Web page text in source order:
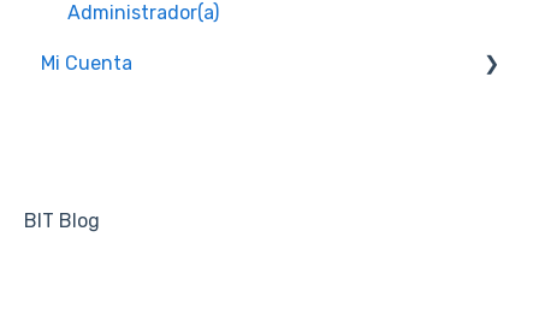
Administrador(a)
Mi Cuenta
BIT Blog